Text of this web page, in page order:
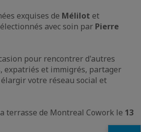
exquises de Mélilot et
avec soin par Pierre
pour rencontrer d'autres
expatriés et immigrés, partager
votre réseau social et
terrasse de Montreal Cowork le 13